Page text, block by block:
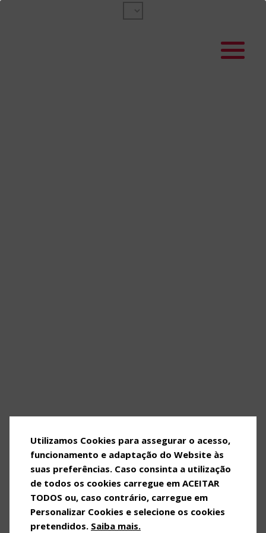
Utilizamos Cookies para assegurar o acesso,
funcionamento e adaptação do Website às
suas preferências. Caso consinta a utilização
de todos os cookies carregue em ACEITAR
TODOS ou, caso contrário, carregue em
Personalizar Cookies e selecione os cookies
pretendidos. Saiba mais.